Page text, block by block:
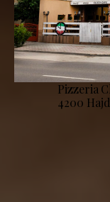
Pizzeria
4200